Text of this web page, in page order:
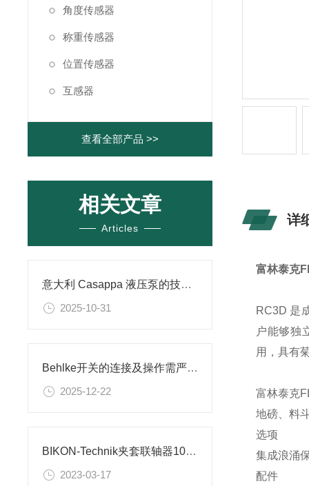
角度传感器
称重传感器
位置传感器
互感器
查看全部产品 >>
相关文章
Articles
意大利 Casappa 液压泵的技术特点和应用场景
2025-10-31
Behlke开关的连接及操作需严格遵循其技术规范
2025-12-22
BIKON-Technik夹套联轴器1003-020-047
2023-03-17
详
富林泰克
RC3D 是
户能够独
用，具有
富林泰克
地磅、料
选项
集成浪涌
配件